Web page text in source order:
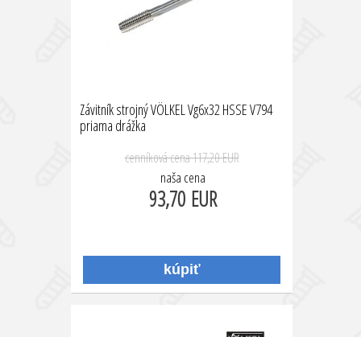
Závitník strojný VÖLKEL Vg6x32 HSSE V794
priama drážka
cenníková cena117,20 EUR
naša cena
93,70 EUR